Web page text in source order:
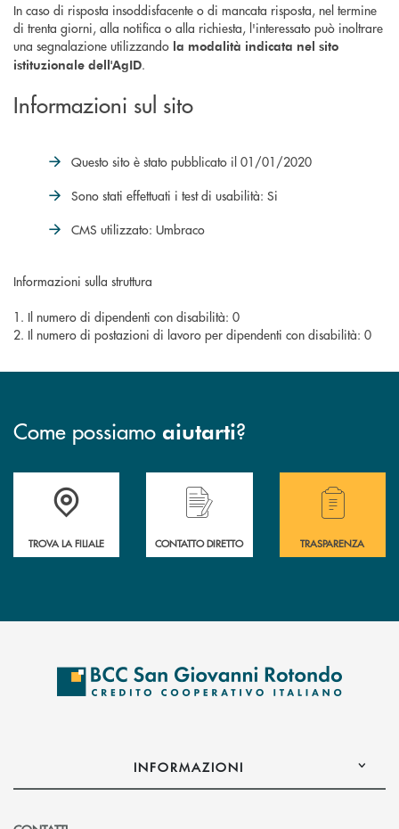
In caso di risposta insoddisfacente o di mancata risposta, nel termine
di trenta giorni, alla notifica o alla richiesta, l'interessato può inoltrare
una segnalazione utilizzando la modalità indicata nel sito
istituzionale dell'AgID.
Informazioni sul sito
Questo sito è stato pubblicato il 01/01/2020
Sono stati effettuati i test di usabilità: Si
CMS utilizzato: Umbraco
Informazioni sulla struttura
1. Il numero di dipendenti con disabilità: 0
2. Il numero di postazioni di lavoro per dipendenti con disabilità: 0
Come possiamo aiutarti?
Accedi all' elenco completo delle filiali della BCC San Giovanni
TROVA LA FILIALE
Hai bisogno di assistenza immediata?
CONTATTO DIRETTO
Hai bisogno di
TRASPARENZA
INFORMAZIONI